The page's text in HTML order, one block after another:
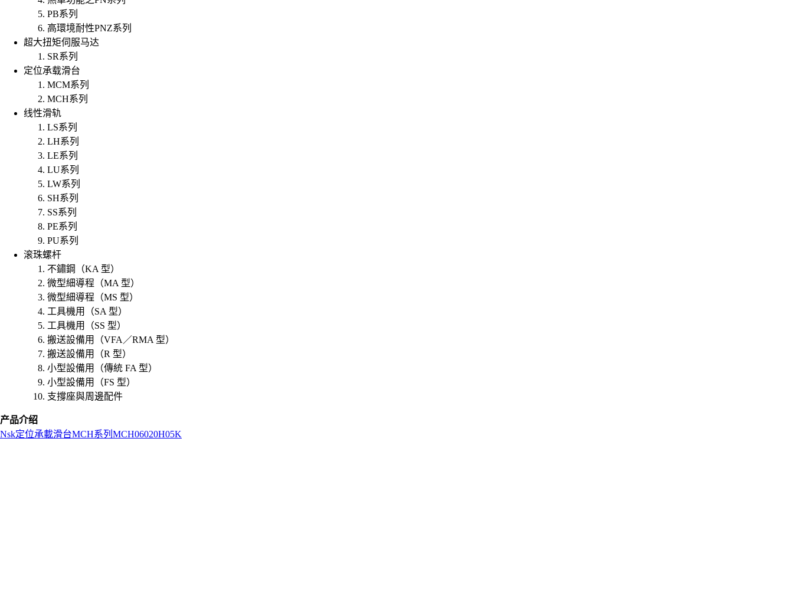
PB系列
高環境耐性PNZ系列
超大扭矩伺服马达
SR系列
定位承载滑台
MCM系列
MCH系列
线性滑轨
LS系列
LH系列
LE系列
LU系列
LW系列
SH系列
SS系列
PE系列
PU系列
滚珠螺杆
不鏽鋼（KA 型）
微型細導程（MA 型）
微型細導程（MS 型）
工具機用（SA 型）
工具機用（SS 型）
搬送設備用（VFA／RMA 型）
搬送設備用（R 型）
小型設備用（傳統 FA 型）
小型設備用（FS 型）
支撐座與周邊配件
产品介绍
Nsk定位承載滑台MCH系列 MCH06020H05K